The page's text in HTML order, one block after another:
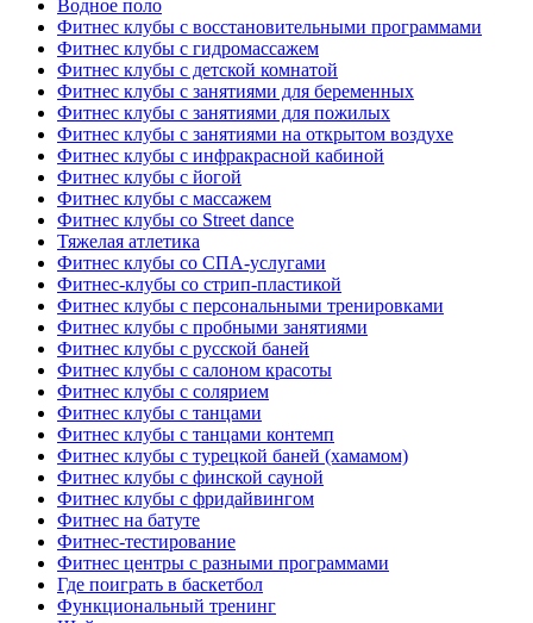
Водное поло
Фитнес клубы с восстановительными программами
Фитнес клубы с гидромассажем
Фитнес клубы с детской комнатой
Фитнес клубы с занятиями для беременных
Фитнес клубы с занятиями для пожилых
Фитнес клубы с занятиями на открытом воздухе
Фитнес клубы с инфракрасной кабиной
Фитнес клубы с йогой
Фитнес клубы с массажем
Фитнес клубы со Street dance
Тяжелая атлетика
Фитнес клубы со СПА-услугами
Фитнес-клубы со стрип-пластикой
Фитнес клубы с персональными тренировками
Фитнес клубы с пробными занятиями
Фитнес клубы с русской баней
Фитнес клубы с салоном красоты
Фитнес клубы с солярием
Фитнес клубы с танцами
Фитнес клубы с танцами контемп
Фитнес клубы с турецкой баней (хамамом)
Фитнес клубы с финской сауной
Фитнес клубы с фридайвингом
Фитнес на батуте
Фитнес-тестирование
Фитнес центры с разными программами
Где поиграть в баскетбол
Функциональный тренинг